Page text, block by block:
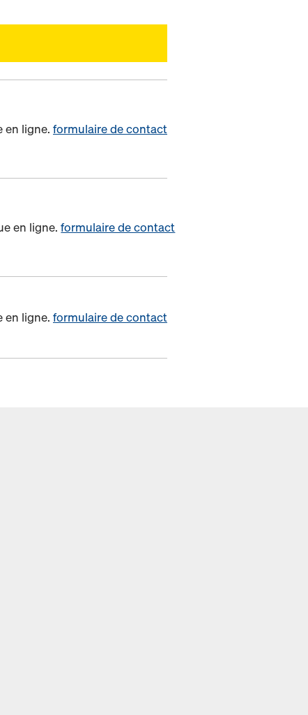
en ligne. formulaire de contact
en ligne.formulaire de contact
en ligne. formulaire de contact